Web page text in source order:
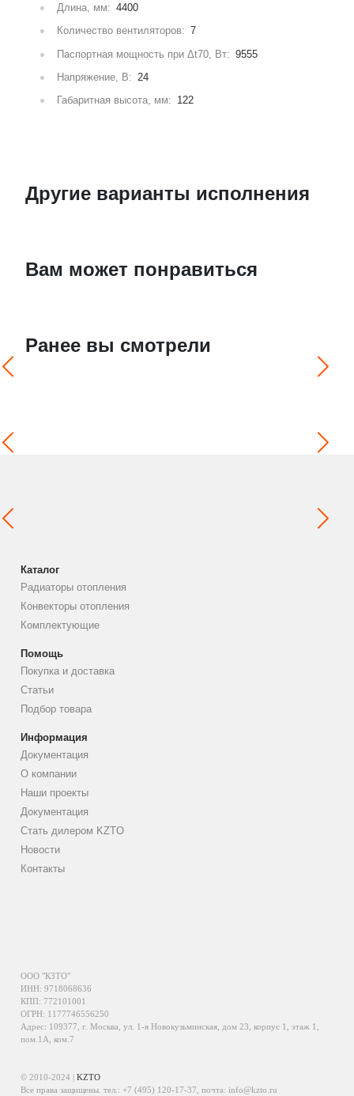
Длина, мм: 4400
Количество вентиляторов: 7
Паспортная мощность при Δt70, Вт: 9555
Напряжение, В: 24
Габаритная высота, мм: 122
Другие варианты исполнения
Вам может понравиться
Ранее вы смотрели
Каталог
Радиаторы отопления
Конвекторы отопления
Комплектующие
Помощь
Покупка и доставка
Статьи
Подбор товара
Информация
Документация
О компании
Наши проекты
Документация
Стать дилером KZTO
Новости
Контакты
ООО "КЗТО"
ИНН: 9718068636
КПП: 772101001
ОГРН: 1177746556250
Адрес: 109377, г. Москва, ул. 1-я Новокузьминская, дом 23, корпус 1, этаж 1,
пом.1А, ком.7
© 2010-2024 |KZTO
Все права защищены. тел.: +7 (495) 120-17-37 , почта: info@kzto.ru